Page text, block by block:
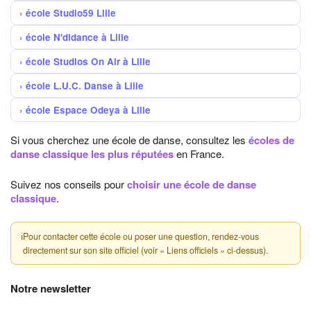
école Studio59 Lille
école N'didance à Lille
école Studios On Air à Lille
école L.U.C. Danse à Lille
école Espace Odeya à Lille
Si vous cherchez une école de danse, consultez les écoles de
danse classique les plus réputéesen France.
Suivez nos conseils pourchoisir une école de danse
classique.
ℹPour contacter cette école ou poser une question, rendez-vous
directement sur son site officiel (voir « Liens officiels » ci-dessus).
Notre newsletter